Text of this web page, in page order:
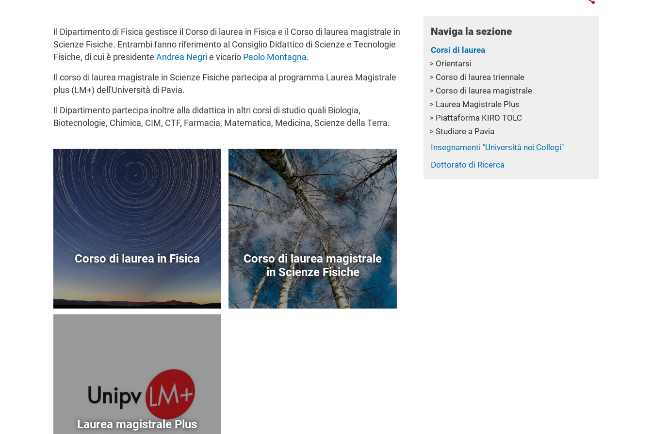
Il Dipartimento di Fisica gestisce il Corso di laurea in Fisica e il Corso di laurea magistrale in
Scienze Fisiche. Entrambi fanno riferimento al Consiglio Didattico di Scienze e Tecnologie
Fisiche, di cui è presidente Andrea Negri e vicario Paolo Montagna.
Il corso di laurea magistrale in Scienze Fisiche partecipa al programma Laurea Magistrale
plus (LM+) dell'Università di Pavia.
Il Dipartimento partecipa inoltre alla didattica in altri corsi di studio quali Biologia,
Biotecnologie, Chimica, CIM, CTF, Farmacia, Matematica, Medicina, Scienze della Terra.
Immagine
Corso di laurea in Fisica
Immagine
Corso di laurea magistrale
in Scienze Fisiche
Laurea magistrale Plus
Naviga la sezione
Corsi di laurea
Orientarsi
Corso di laurea triennale
Corso di laurea magistrale
Laurea Magistrale Plus
Piattaforma KIRO TOLC
Studiare a Pavia
Insegnamenti "Università nei Collegi"
Dottorato di Ricerca